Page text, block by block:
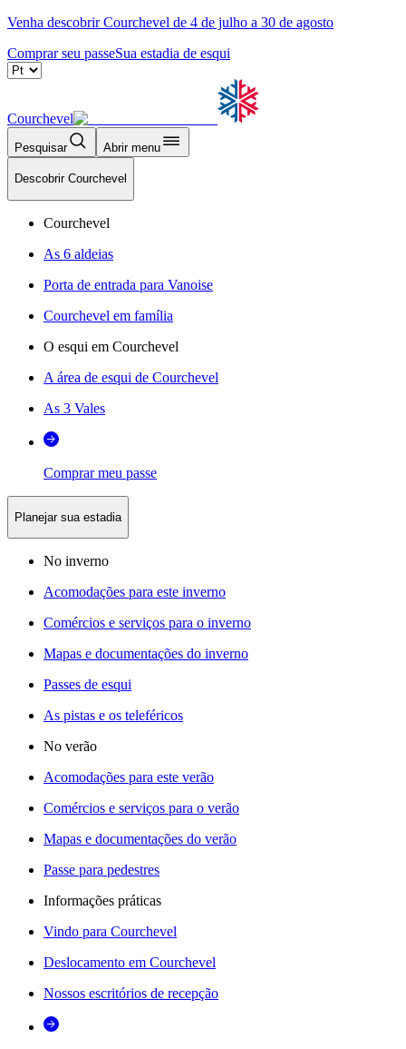
Venha descobrir Courchevel de 4 de julho a 30 de agosto
Comprar seu passeSua estadia de esqui
Courchevel
Pesquisar Abrir menu
Descobrir Courchevel
Courchevel
As 6 aldeias
Porta de entrada para Vanoise
Courchevel em família
O esqui em Courchevel
A área de esqui de Courchevel
As 3 Vales
Comprar meu passe
Planejar sua estadia
No inverno
Acomodações para este inverno
Comércios e serviços para o inverno
Mapas e documentações do inverno
Passes de esqui
As pistas e os teleféricos
No verão
Acomodações para este verão
Comércios e serviços para o verão
Mapas e documentações do verão
Passe para pedestres
Informações práticas
Vindo para Courchevel
Deslocamento em Courchevel
Nossos escritórios de recepção